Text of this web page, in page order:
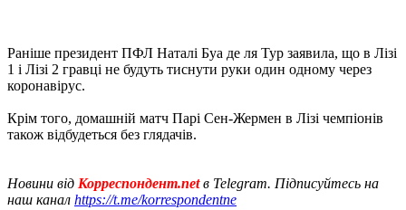
Раніше президент ПФЛ Наталі Буа де ля Тур заявила, що в Лізі
1 і Лізі 2 гравці не будуть тиснути руки один одному через
коронавірус.
Крім того, домашній матч Парі Сен-Жермен в Лізі чемпіонів
також відбудеться без глядачів.
Новини від Корреспондент.netв Telegram. Підписуйтесь на
наш канал https://t.me/korrespondentne